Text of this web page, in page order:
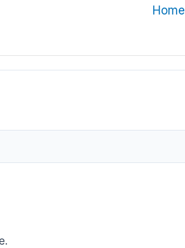
Home